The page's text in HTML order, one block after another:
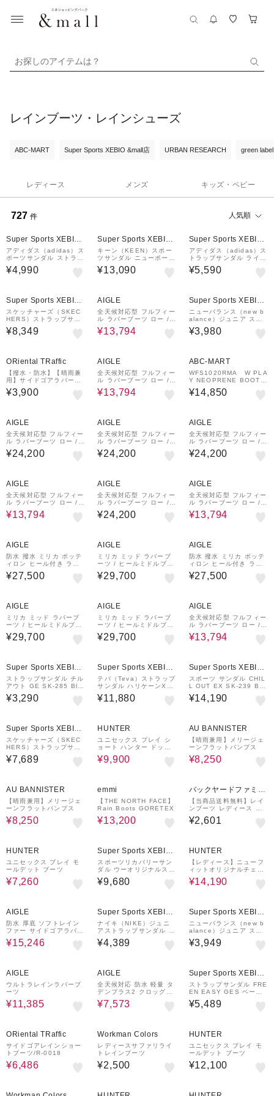
お探しのアイテムは？
レインブーツ・レインシューズ
ABC-MART Super Sports XEBIO &mall店 URBAN RESEARCH green
レディース メンズ キッズ・ベビー
727 件 人気順
Super Sports XEBIO
&mall店
アディダス（adidas）ス
ポーツサンダル ストラッ
プ ライフスタイル サン
ダル ブラック ORK85-K
¥4,990
Super Sports XEBIO
&mall店
キーン（KEEN）スポー
ツサンダル ニューポート
H2 ブラック 1022258
ストラップサンダル 速乾
¥13,090
Super Sports XEBIO
&mall店
アディダス（adidas）ス
トラップサンダル ライフ
スタイル ブラック ORK
85-KI1188 スポーツ サ
¥5,590
Super Sports XEBIO
&mall店
スケッチャーズ（SKEC
HERS）ストラップサン
ダル SLIP-INS パラレル
ライト - サマー インバイ
¥8,349
AIGLE
全天候対応型 フルフィー
ル ラバーブーツ ロー /
ショートブーツ
¥13,794
Super Sports XEBIO
&mall店
ニューバランス（new b
alance）ジュニア スト
ラップサンダル 809 v1
ベージュ SY809A1M ス
¥3,980
ORiental TRaffic
【撥水・防水】【晴雨兼
用】サイドゴアラバーレ
インブーツ/R-0015
¥3,900
AIGLE
全天候対応型 フルフィー
ル ラバーブーツ ロー /
ショートブーツ
¥13,794
ABC-MART
WFS1020RMA W PLA
Y NEOPRENE BOOT
SHORT BLK 62934
5-0001
¥14,850
AIGLE
全天候対応型 フルフィー
ル ラバーブーツ ロー /
ショートブーツ
¥24,200
AIGLE
全天候対応型 フルフィー
ル ラバーブーツ ロー /
ショートブーツ
¥24,200
AIGLE
全天候対応型 フルフィー
ル ラバーブーツ ロー /
ショートブーツ
¥24,200
AIGLE
全天候対応型 フルフィー
ル ラバーブーツ ロー /
ショートブーツ
¥13,794
AIGLE
全天候対応型 フルフィー
ル ラバーブーツ ロー /
ショートブーツ
¥24,200
AIGLE
全天候対応型 フルフィー
ル ラバーブーツ ロー /
ショートブーツ
¥13,794
AIGLE
防水 撥水 ミリカ ボッテ
ィロン ヒール付き ラバ
ーブーツ
¥27,500
AIGLE
ミリカ ミッド ラバーブ
ーツ / ヒールミドルブー
ツ
¥29,700
AIGLE
防水 撥水 ミリカ ボッテ
ィロン ヒール付き ラバ
ーブーツ
¥27,500
AIGLE
ミリカ ミッド ラバーブ
ーツ / ヒールミドルブー
ツ
¥29,700
AIGLE
ミリカ ミッド ラバーブ
ーツ / ヒールミドルブー
ツ
¥29,700
AIGLE
全天候対応型 フルフィー
ル ラバーブーツ ロー /
ショートブーツ
¥13,794
Super Sports XEBIO
&mall店
ストラップサンダル チル
アウト GE SK-285 Bla
ck
¥3,290
Super Sports XEBIO
&mall店
テバ（Teva）ストラップ
サンダル ハリケーンXLT
2 アンプソール 113127
0-BLK 厚底サンダル
¥11,880
Super Sports XEBIO
&mall店
スポーツ サンダル CHIL
L OUT EX SK-239 Bla
ck
¥14,190
Super Sports XEBIO
&mall店
スケッチャーズ（SKEC
HERS）ストラップサン
ダル SLIP-INS ARYA-S
PARKLING PRAISE モ
¥7,689
HUNTER
ユニセックス プレイ シ
ョート ハンター ドット
プリント バックストラッ
プ ブーツ
¥9,900
AU BANNISTER
【晴雨兼用】メリージェ
ーンフラットパンプス
¥8,250
AU BANNISTER
【晴雨兼用】メリージェ
ーンフラットパンプス
¥8,250
emmi
【THE NORTH FACE】
Rain Boots GORETEX
¥13,200
バックヤードファミリ
ー
【当商品送料無料】レイ
ンブーツ レディース シ
ョート 通販 Charming
チャーミング レインシュ
¥2,601
HUNTER
ユニセックス プレイ モ
ールデット ブーツ
¥7,260
Super Sports XEBIO
&mall店
スポーツリカバリーサン
ダル ウーオリジナルスポ
ーツ 5020030Black Gr
aphite リカバリー トン
¥9,680
HUNTER
【レディース】ニューフ
ィットオリジナルチェル
シー
¥14,190
AIGLE
防水 厚底 ソフトレイン
ファー サイドゴアラバー
ブーツ / ウィンターブー
ツ
¥15,246
Super Sports XEBIO
&mall店
ナイキ（NIKE）ジュニ
アストラップサンダル サ
ンレイ プロテクト 4 PS
HF6277-001
¥4,389
Super Sports XEBIO
&mall店
ニューバランス（new b
alance）ジュニア スト
ラップサンダル 809 v1
ベージュ SI809A1M ス
¥3,949
AIGLE
ウルトラレインラバーブ
ーツ
¥11,385
AIGLE
全天候対応 防水 軽量 タ
デンプラス2 クロッグシ
ューズ /ブーツ
¥7,573
Super Sports XEBIO
&mall店
ストラップサンダル FRE
EN EASY GES ベージ
ュ SK-320 スポーツサン
ダル 厚底 フィット感 軽
¥5,489
ORiental TRaffic
サイドゴアレインショー
トブーツ/R-0018
¥6,486
Workman Colors
レディースサファリライ
トレインブーツ
¥2,500
HUNTER
ユニセックス プレイ モ
ールデット ブーツ
¥12,100